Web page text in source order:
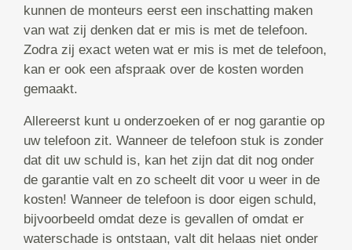
kunnen de monteurs eerst een inschatting maken
van wat zij denken dat er mis is met de telefoon.
Zodra zij exact weten wat er mis is met de telefoon,
kan er ook een afspraak over de kosten worden
gemaakt.
Allereerst kunt u onderzoeken of er nog garantie op
uw telefoon zit. Wanneer de telefoon stuk is zonder
dat dit uw schuld is, kan het zijn dat dit nog onder
de garantie valt en zo scheelt dit voor u weer in de
kosten! Wanneer de telefoon is door eigen schuld,
bijvoorbeeld omdat deze is gevallen of omdat er
waterschade is ontstaan, valt dit helaas niet onder